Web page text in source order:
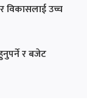
विकासलाई उच्च
र बजेट